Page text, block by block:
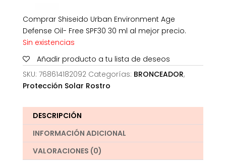
Comprar Shiseido Urban Environment Age
Defense Oil- Free SPF30 30 ml al mejor precio.
Sin existencias
Añadir producto a tu lista de deseos
SKU: 768614182092 Categorías: BRONCEADOR,
Protección Solar Rostro
DESCRIPCIÓN
INFORMACIÓN ADICIONAL
VALORACIONES (0)